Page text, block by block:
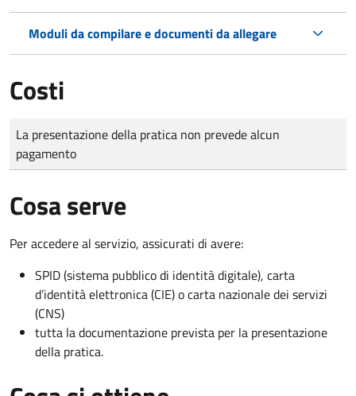
Moduli da compilare e documenti da allegare
Costi
Tipo di pagamento
Importo
La presentazione della pratica non prevede alcun
pagamento
Cosa serve
Per accedere al servizio, assicurati di avere:
SPID (sistema pubblico di identità digitale), carta
d’identità elettronica (CIE) o carta nazionale dei servizi
(CNS)
tutta la documentazione prevista per la presentazione
della pratica.